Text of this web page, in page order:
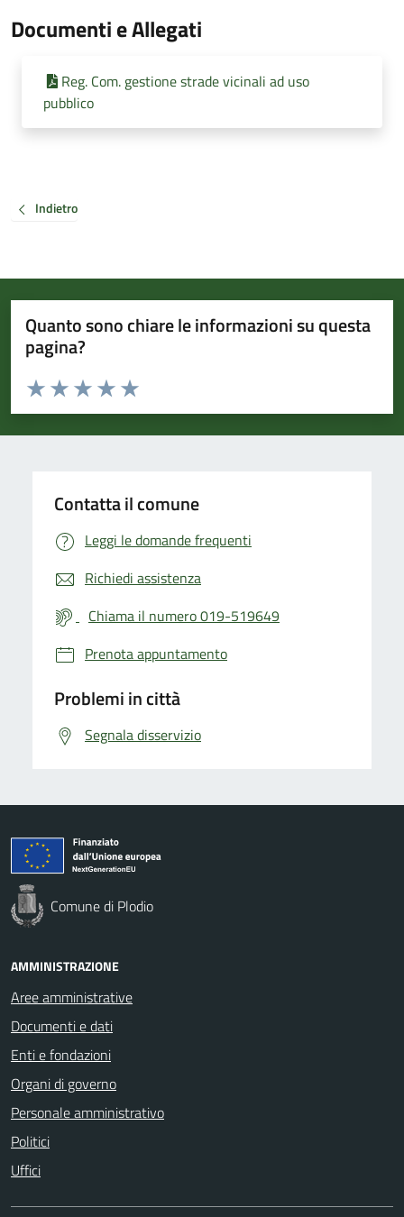
Documenti e Allegati
Reg. Com. gestione strade vicinali ad uso
pubblico
Indietro
Quanto sono chiare le informazioni su questa
pagina?
Valuta da 1 a 5 stelle la pagina
Valuta 5 stelle su 5
Valuta 4 stelle su 5
Valuta 3 stelle su 5
Valuta 2 stelle su 5
Valuta 1 stelle su 5
Contatta il comune
Leggi le domande frequenti
Richiedi assistenza
Chiama il numero 019-519649
Prenota appuntamento
Problemi in città
Segnala disservizio
Comune di Plodio
AMMINISTRAZIONE
Aree amministrative
Documenti e dati
Enti e fondazioni
Organi di governo
Personale amministrativo
Politici
Uffici